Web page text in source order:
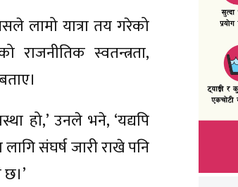
लामो यात्रा तय गरेको
स्वतन्त्रता,
हो,’ उनले भने, ‘यद्यपि
संघर्ष जारी राखे पनि